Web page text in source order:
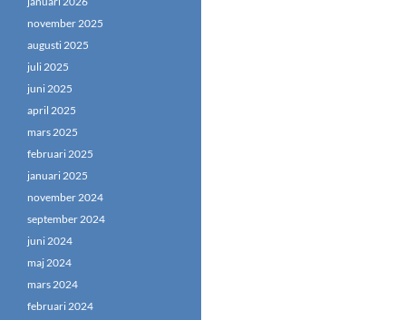
november 2025
augusti 2025
juli 2025
juni 2025
april 2025
mars 2025
februari 2025
januari 2025
november 2024
september 2024
juni 2024
maj 2024
mars 2024
februari 2024